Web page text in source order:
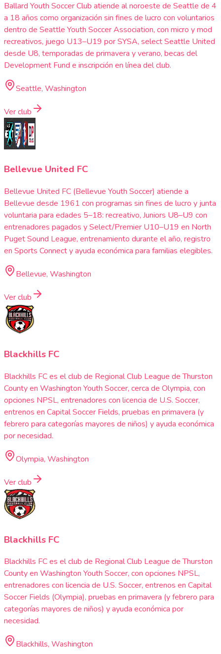
Ballard Youth Soccer Club atiende al noroeste de Seattle de 4
a 18 años como organización sin fines de lucro con voluntarios
dentro de Seattle Youth Soccer Association, con micro y mod
recreativos, juego U13–U19 por SYSA, select Seattle United
desde U8, temporadas de primavera y verano, becas del
Development Fund e inscripción en línea del club.
Seattle, Washington
Ver club
Bellevue United FC
Bellevue United FC (Bellevue Youth Soccer) atiende a
Bellevue desde 1961 con programas sin fines de lucro y junta
voluntaria para edades 5–18: recreativo, Juniors U8–U9 con
entrenadores pagados y Select/Premier U10–U19 en North
Puget Sound League, entrenamiento durante el año, registro
en Sports Connect y ayuda económica para familias elegibles.
Bellevue, Washington
Ver club
Blackhills FC
Blackhills FC es el club de Regional Club League de Thurston
County en Washington Youth Soccer, cerca de Olympia, con
opciones NPSL, entrenadores con licencia de U.S. Soccer,
entrenos en Capital Soccer Fields, pruebas en primavera (y
febrero para categorías mayores de niños) y ayuda económica
por necesidad.
Olympia, Washington
Ver club
Blackhills FC
Blackhills FC es el club de Regional Club League de Thurston
County en Washington Youth Soccer, con opciones NPSL,
entrenadores con licencia de U.S. Soccer, entrenos en Capital
Soccer Fields (Olympia), pruebas en primavera (y febrero para
categorías mayores de niños) y ayuda económica por
necesidad.
Blackhills, Washington